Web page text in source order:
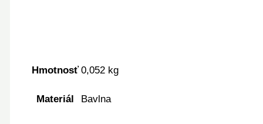
Hmotnosť 0,052 kg
Materiál Bavlna